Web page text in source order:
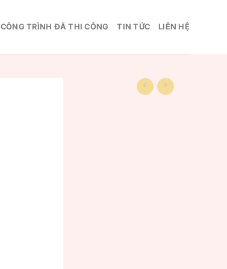
CÔNG TRÌNH ĐÃ THI CÔNG TIN TỨC LIÊN HỆ